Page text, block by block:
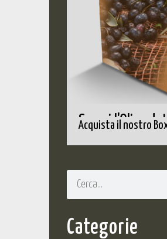
Scopri l'Olio
Acquista il nostro
Categorie